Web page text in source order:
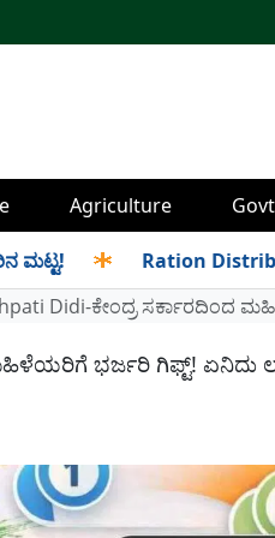
Agriculture
✱ Ration
Didi-ಕೇಂದ್ರ
ಭರ್ಜರಿ ಗಿಫ್ಟ್!